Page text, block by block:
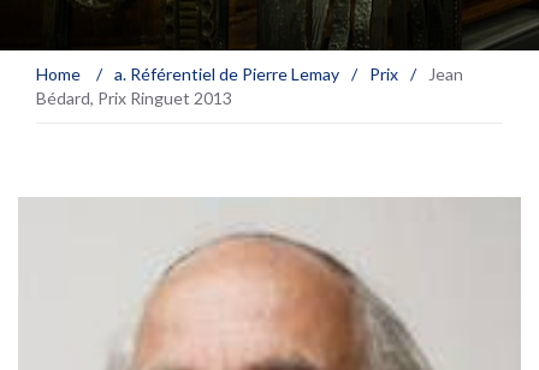
Home / a. Référentiel de Pierre Lemay / Prix /
Jean
Bédard, Prix Ringuet 2013